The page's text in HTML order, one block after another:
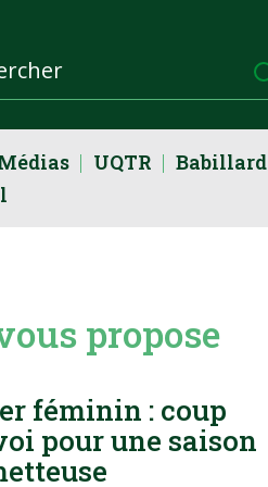
UQTR
Babillard
propose
féminin : coup
pour une saison